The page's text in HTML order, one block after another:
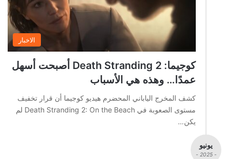
الاخبار
كوجيما: Death Stranding 2 أصبحت أسهل
عمدًا… وهذه هي الأسباب
كشف المخرج الياباني المحضرم هيديو كوجيما أن قرار تخفيف
مستوى الصعوبة في Death Stranding 2: On the Beach لم
يكن…
يونيو
- 2025 -